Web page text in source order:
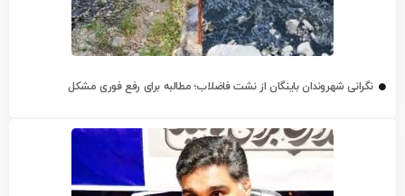
نگرانی شهروندان باینگان از نشت فاضلاب؛ مطالبه برای رفع فوری مشکل